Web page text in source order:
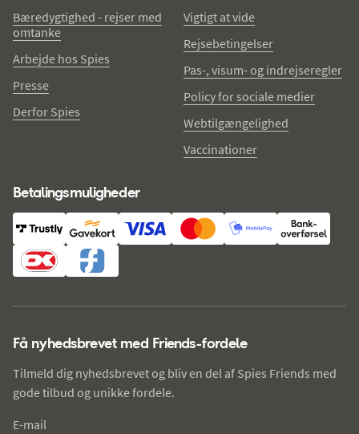
Bæredygtighed - rejser med
omtanke
Arbejde hos Spies
Presse
Derfor Spies
Vigtigt at vide
Rejsebetingelser
Pas-, visum- og indrejseregler
Policy for sociale medier
Webtilgængelighed
Vaccinationer
Betalingsmuligheder
Få nyhedsbrevet med Friends-fordele
Tilmeld dig nyhedsbrevet og bliv en del af Spies Friends med
gode tilbud og unikke fordele.
E-mail